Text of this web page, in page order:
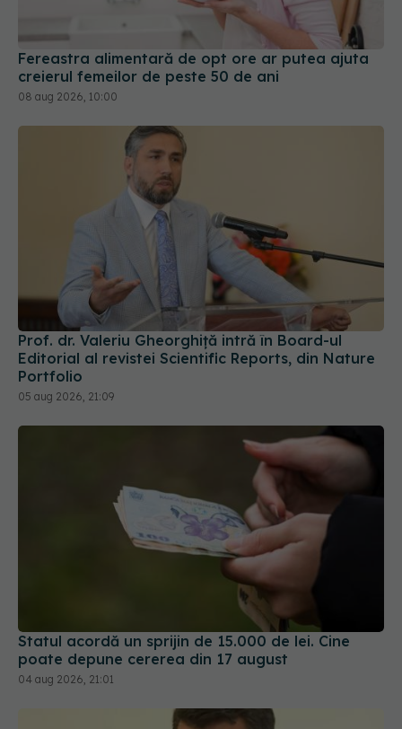
Fereastra alimentară de opt ore ar putea ajuta
creierul femeilor de peste 50 de ani
08 aug 2026, 10:00
Prof. dr. Valeriu Gheorghiță intră în Board-ul
Editorial al revistei Scientific Reports, din Nature
Portfolio
05 aug 2026, 21:09
Statul acordă un sprijin de 15.000 de lei. Cine
poate depune cererea din 17 august
04 aug 2026, 21:01